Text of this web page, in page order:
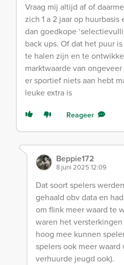
Vraag mij altijd af of
zich 1 a 2 jaar op
dan goedkope
back ups. Of dat het puur
te halen zijn en te
marktwaarde van
er sportief niets aan hebt
leuke extra is
Reageer
Beppie172
8 juni 2025 12:09
Dat soort spelers
gehaald obv data en
om flink meer waard te
waren het
hoog mee kunnen
spelers ook meer waard
verhuurde jeugd ook).